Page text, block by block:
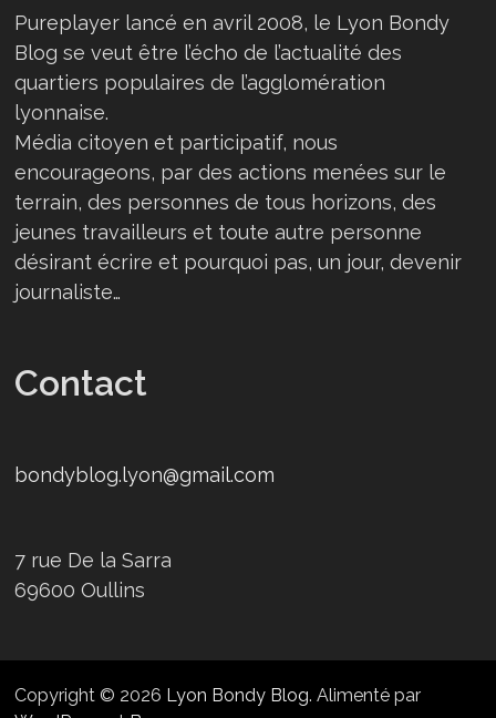
Pureplayer lancé en avril 2008, le Lyon Bondy
Blog se veut être l’écho de l’actualité des
quartiers populaires de l’agglomération
lyonnaise.
Média citoyen et participatif, nous
encourageons, par des actions menées sur le
terrain, des personnes de tous horizons, des
jeunes travailleurs et toute autre personne
désirant écrire et pourquoi pas, un jour, devenir
journaliste…
Contact
bondyblog.lyon@gmail.com
7 rue De la Sarra
69600 Oullins
Copyright © 2026 Lyon Bondy Blog. Alimenté par